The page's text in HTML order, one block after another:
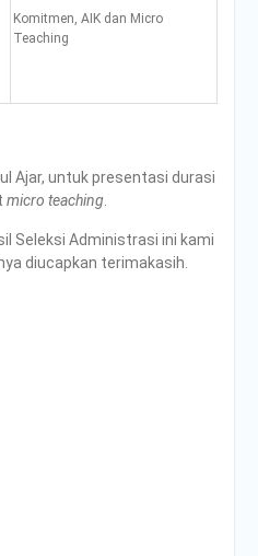
Komitmen, AIK dan Micro
Teaching
Ajar, untuk presentasi durasi
micro teaching.
Seleksi Administrasi ini kami
diucapkan terimakasih.